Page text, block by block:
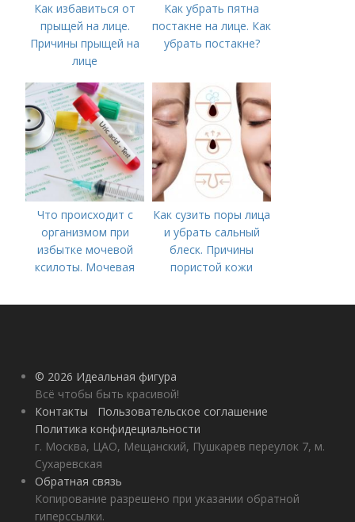
Как избавиться от
прыщей на лице.
Причины прыщей на
лице
Как убрать пятна
постакне на лице. Как
убрать постакне?
Что происходит с
организмом при
избытке мочевой
ксилоты. Мочевая
норма и отклонения
Как сузить поры лица
и убрать сальный
блеск. Причины
пористой кожи
© 2026 Идеальная фигура
Всё чтобы быть красивой!
Контакты
Пользовательское соглашение
Политика конфидециальности
г. Москва, ЦАО, Мещанский, Пушкарев переулок 7, м.
Сухаревская
Обратная связь
Копирование разрешено при указании обратной
гиперссылки.